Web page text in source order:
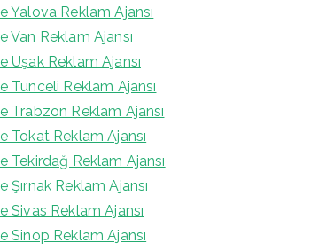
Yalova Reklam Ajansı
Van Reklam Ajansı
Uşak Reklam Ajansı
Tunceli Reklam Ajansı
Trabzon Reklam Ajansı
Tokat Reklam Ajansı
Tekirdağ Reklam Ajansı
Şırnak Reklam Ajansı
Sivas Reklam Ajansı
Sinop Reklam Ajansı